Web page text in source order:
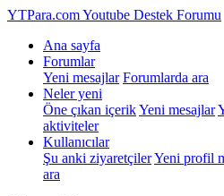
YTPara.comYoutube Destek Forumu
Ana sayfa
Forumlar
Yeni mesajlar Forumlarda ara
Neler yeni
Öne çıkan içerikYeni mesajlar
aktiviteler
Kullanıcılar
Şu anki ziyaretçilerYeni profil
ara